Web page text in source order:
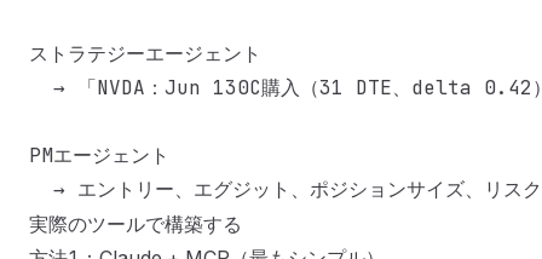
ストラテジーエージェント
→ 「NVDA：Jun 130C購入（31 DTE、delta 0.42
PMエージェント
実際のツールで構築する